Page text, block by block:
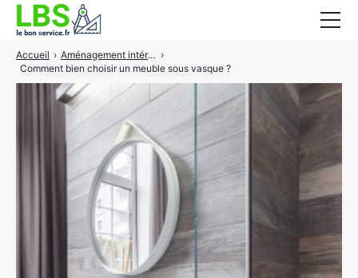
Accueil › Aménagement intérieur ›
Comment bien choisir un meuble sous vasque ?
Gros oeuvre
Second oeuvre
Aménagement intérieur
Services associés